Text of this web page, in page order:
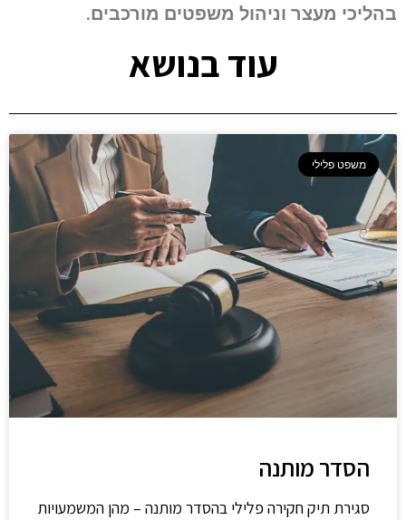
בהליכי מעצר וניהול משפטים מורכבים.
עוד בנושא
משפט פלילי
הסדר מותנה
סגירת תיק חקירה פלילי בהסדר מותנה – מהן המשמעויות